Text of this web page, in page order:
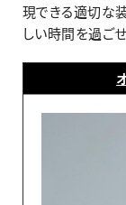
現できる適切な
しい時間を過ご